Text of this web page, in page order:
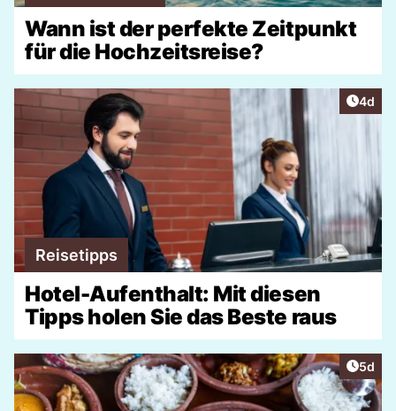
Wann ist der perfekte Zeitpunkt
für die Hochzeitsreise?
4d
Reisetipps
Hotel-Aufenthalt: Mit diesen
Tipps holen Sie das Beste raus
5d